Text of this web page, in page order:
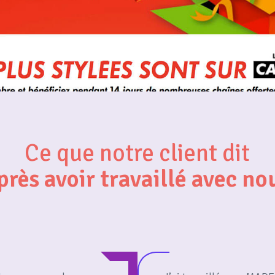
Ce que notre client dit
avoir travaillé avec